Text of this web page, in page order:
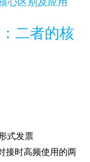
二者的核
式发票
接时高频使用的两